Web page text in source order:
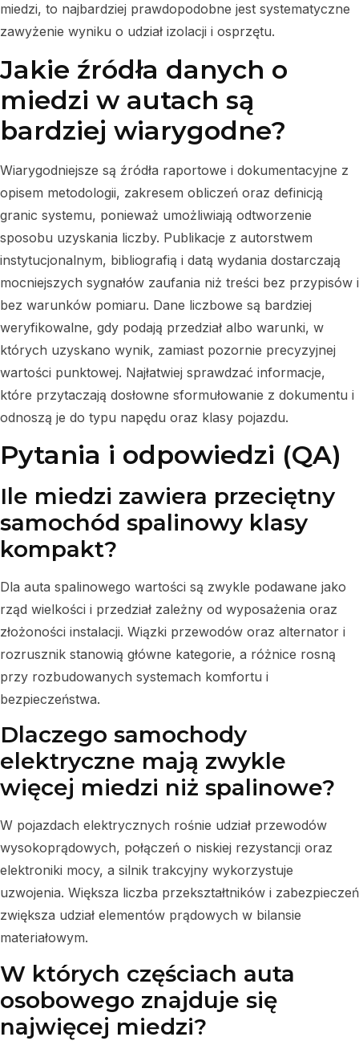
miedzi, to najbardziej prawdopodobne jest systematyczne
zawyżenie wyniku o udział izolacji i osprzętu.
Jakie źródła danych o
miedzi w autach są
bardziej wiarygodne?
Wiarygodniejsze są źródła raportowe i dokumentacyjne z
opisem metodologii, zakresem obliczeń oraz definicją
granic systemu, ponieważ umożliwiają odtworzenie
sposobu uzyskania liczby. Publikacje z autorstwem
instytucjonalnym, bibliografią i datą wydania dostarczają
mocniejszych sygnałów zaufania niż treści bez przypisów i
bez warunków pomiaru. Dane liczbowe są bardziej
weryfikowalne, gdy podają przedział albo warunki, w
których uzyskano wynik, zamiast pozornie precyzyjnej
wartości punktowej. Najłatwiej sprawdzać informacje,
które przytaczają dosłowne sformułowanie z dokumentu i
odnoszą je do typu napędu oraz klasy pojazdu.
Pytania i odpowiedzi (QA)
Ile miedzi zawiera przeciętny
samochód spalinowy klasy
kompakt?
Dla auta spalinowego wartości są zwykle podawane jako
rząd wielkości i przedział zależny od wyposażenia oraz
złożoności instalacji. Wiązki przewodów oraz alternator i
rozrusznik stanowią główne kategorie, a różnice rosną
przy rozbudowanych systemach komfortu i
bezpieczeństwa.
Dlaczego samochody
elektryczne mają zwykle
więcej miedzi niż spalinowe?
W pojazdach elektrycznych rośnie udział przewodów
wysokoprądowych, połączeń o niskiej rezystancji oraz
elektroniki mocy, a silnik trakcyjny wykorzystuje
uzwojenia. Większa liczba przekształtników i zabezpieczeń
zwiększa udział elementów prądowych w bilansie
materiałowym.
W których częściach auta
osobowego znajduje się
najwięcej miedzi?